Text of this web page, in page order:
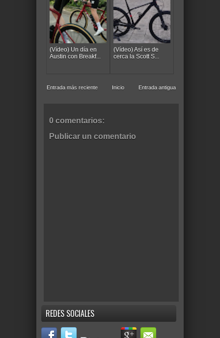
(Vídeo) Un día en
Austin con Breakf...
(Vídeo) Así es de
cerca la Scott S...
Entrada más reciente Entrada antigua
Inicio
0 comentarios:
Publicar un comentario
REDES SOCIALES